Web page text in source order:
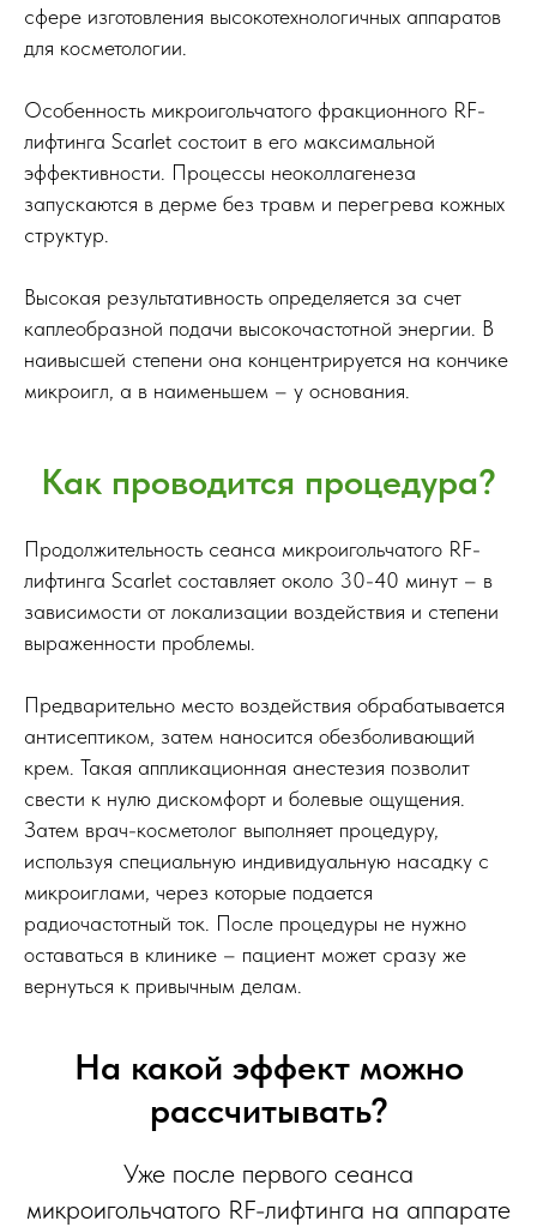
сфере изготовления высокотехнологичных аппаратов
для косметологии.
Особенность микроигольчатого фракционного RF-
лифтинга Scarlet состоит в его максимальной
эффективности. Процессы неоколлагенеза
запускаются в дерме без травм и перегрева кожных
структур.
Высокая результативность определяется за счет
каплеобразной подачи высокочастотной энергии. В
наивысшей степени она концентрируется на кончике
микроигл, а в наименьшем – у основания.
Как проводится процедура?
Продолжительность сеанса микроигольчатого RF-
лифтинга Scarlet составляет около 30-40 минут – в
зависимости от локализации воздействия и степени
выраженности проблемы.
Предварительно место воздействия обрабатывается
антисептиком, затем наносится обезболивающий
крем. Такая аппликационная анестезия позволит
свести к нулю дискомфорт и болевые ощущения.
Затем врач-косметолог выполняет процедуру,
используя специальную индивидуальную насадку с
микроиглами, через которые подается
радиочастотный ток. После процедуры не нужно
оставаться в клинике – пациент может сразу же
вернуться к привычным делам.
На какой эффект можно
рассчитывать?
Уже после первого сеанса
микроигольчатого RF-лифтинга на аппарате